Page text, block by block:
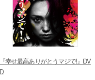
『幸せ最高ありがとうマジで!』DV
D